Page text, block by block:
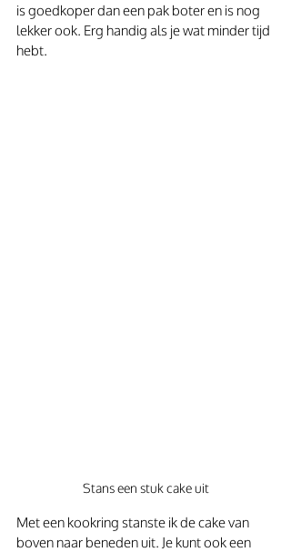
is goedkoper dan een pak boter en is nog
lekker ook. Erg handig als je wat minder tijd
hebt.
Stans een stuk cake uit
Met een kookring stanste ik de cake van
boven naar beneden uit. Je kunt ook een